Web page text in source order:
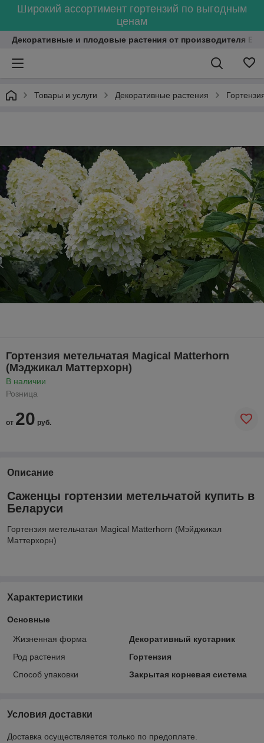
Широкий ассортимент гортензий по выгодным
ценам
Декоративные и плодовые растения от производителя
Товары и услуги Декоративные растения
Гортензия метельчатая Magical Matterhorn
(Мэджикал Маттерхорн)
В наличии
Розница
от 20 руб.
Описание
Саженцы гортензии метельчатой купить в
Беларуси
Гортензия метельчатая Magical Matterhorn (Мэйджикал
Маттерхорн)
Характеристики
Основные
Жизненная форма
Декоративный кустарник
Род растения
Гортензия
Способ упаковки
Закрытая корневая система
Условия доставки
Доставка осуществляется только по предоплате.